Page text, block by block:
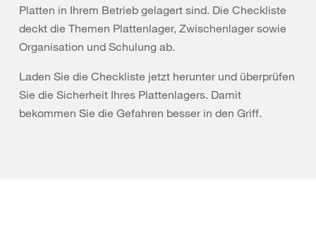
Platten in Ihrem Betrieb gelagert sind. Die Checkliste
deckt die Themen Plattenlager, Zwischenlager sowie
Organisation und Schulung ab.
Laden Sie die Checkliste jetzt herunter und überprüfen
Sie die Sicherheit Ihres Plattenlagers. Damit
bekommen Sie die Gefahren besser in den Griff.